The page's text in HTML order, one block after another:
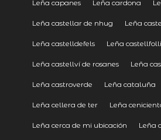
Leña capanes Leña cardona
Leña castellar de nhug Leña
Leña castelldefels Leña
Leña castellví de rosanes Leña
Leña castroverde Leña cataluña
Leña cellera de ter Leña
Leña cerca de mi ubicación Leña